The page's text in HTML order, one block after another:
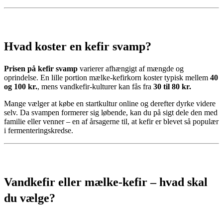
Hvad koster en kefir svamp?
Prisen på kefir svamp varierer afhængigt af mængde og
oprindelse. En lille portion mælke-kefirkorn koster typisk mellem 40
og 100 kr., mens vandkefir-kulturer kan fås fra 30 til 80 kr.
Mange vælger at købe en startkultur online og derefter dyrke videre
selv. Da svampen formerer sig løbende, kan du på sigt dele den med
familie eller venner – en af årsagerne til, at kefir er blevet så populær
i fermenteringskredse.
Vandkefir eller mælke-kefir – hvad skal
du vælge?